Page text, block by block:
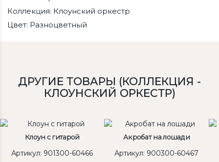
Коллекция: Клоунский оркестр
Цвет: Разноцветный
ДРУГИЕ ТОВАРЫ (КОЛЛЕКЦИЯ -
КЛОУНСКИЙ ОРКЕСТР)
Клоун с гитарой
Артикул: 901300-60466
Акробат на лошади
Артикул: 900300-60467